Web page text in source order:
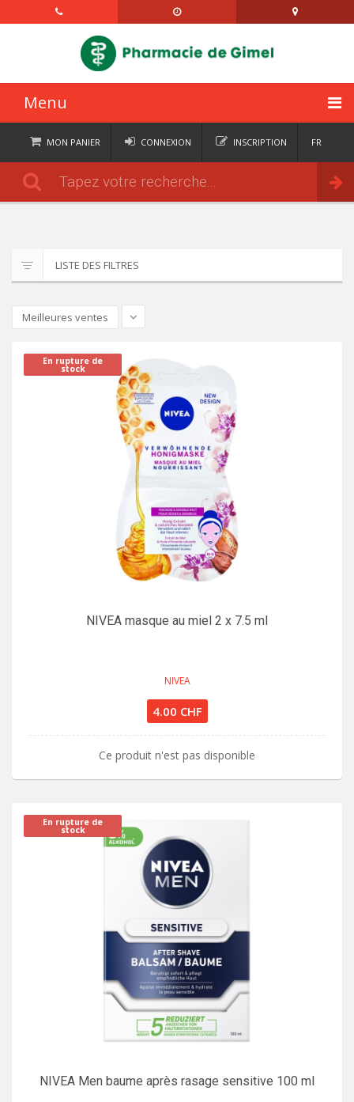
Menu
ACCUEIL
CATÉGORIES
CONTACT
SEMAINIERS
MON PANIER
Commander
CONNEXION INSCRIPTION FR
LISTE DES FILTRES
Meilleures ventes
En rupture de
stock
NIVEA masque au miel 2 x 7.5 ml
NIVEA
4.00 CHF
Ce produit n'est pas disponible
En rupture de
stock
NIVEA Men baume après rasage sensitive 100 ml